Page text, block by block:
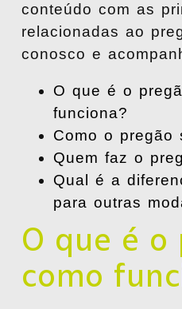
conteúdo com as
relacionadas ao
conosco e
O que é o
funciona?
Como o pregão
Quem faz o
Qual é a
para outras
O que é o
como